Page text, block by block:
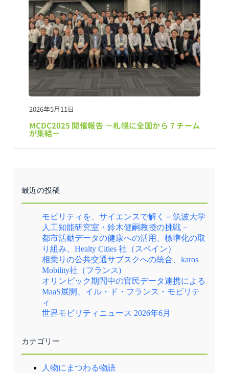
2026年5月11日
MCDC2025 開催報告 －札幌に全国から 7 チーム
が集結－
最近の投稿
モビリティを、サイエンスで解く－筑波大学
人工知能研究室・鈴木健嗣教授の挑戦－
都市活動データの健康への活用、標準化の取
り組み、Healty Cities 社（スペイン）
相乗りの公共交通サブスクへの統合、karos
Mobility社（フランス)
オリンピック期間中の官民データ連携による
MaaS展開、イル・ド・フランス・モビリテ
ィ
世界モビリティニュース 2026年6月
カテゴリー
人物にまつわる物語